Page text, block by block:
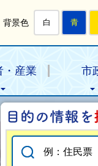
背景色 白 青
・産業 市